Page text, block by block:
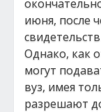
июня, после
Однако, как
могут
вуз, имея
разрешают